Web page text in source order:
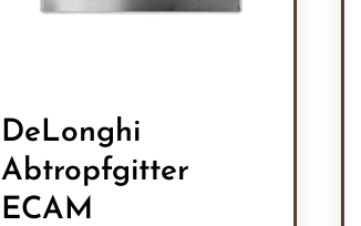
DeLonghi
Abtropfgitter
ECAM